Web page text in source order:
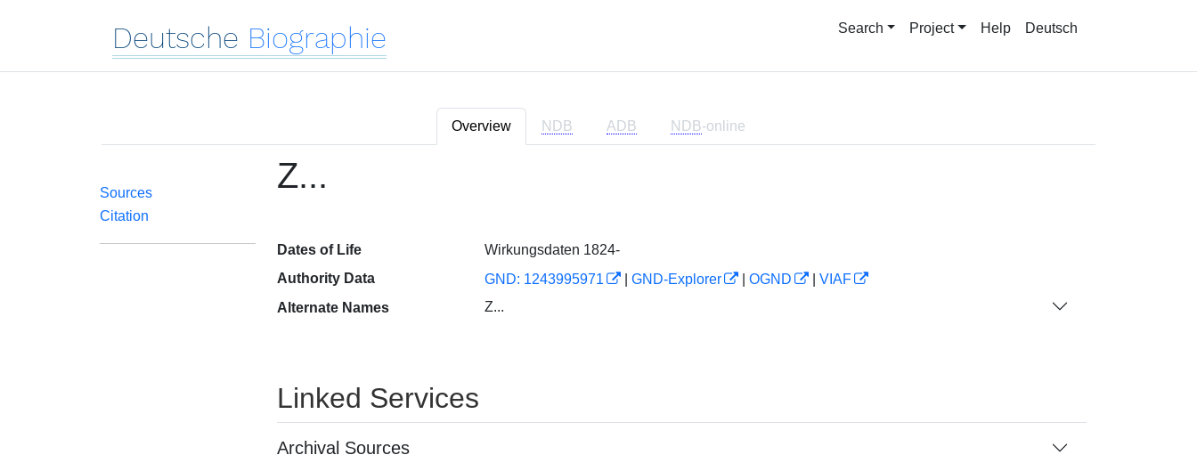
Deutsche Biographie Search Project Help Deutsch
Overview NDB ADB NDB-online
Sources
Citation
Z...
Dates of Life
Wirkungsdaten 1824-
Authority Data
GND: 1243995971 GND-Explorer OGND
VIAF
Alternate Names
Z...
Linked Services
Archival Sources